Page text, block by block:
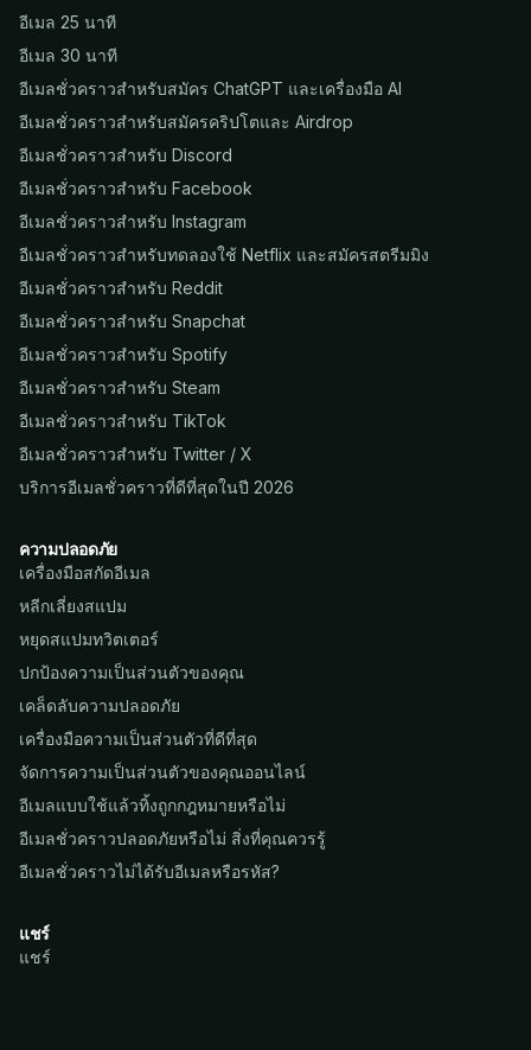
อีเมล 25 นาที
อีเมล 30 นาที
อีเมลชั่วคราวสำหรับสมัคร ChatGPT และเครื่องมือ AI
อีเมลชั่วคราวสำหรับสมัครคริปโตและ Airdrop
อีเมลชั่วคราวสำหรับ Discord
อีเมลชั่วคราวสำหรับ Facebook
อีเมลชั่วคราวสำหรับ Instagram
อีเมลชั่วคราวสำหรับทดลองใช้ Netflix และสมัครสตรีมมิง
อีเมลชั่วคราวสำหรับ Reddit
อีเมลชั่วคราวสำหรับ Snapchat
อีเมลชั่วคราวสำหรับ Spotify
อีเมลชั่วคราวสำหรับ Steam
อีเมลชั่วคราวสำหรับ TikTok
อีเมลชั่วคราวสำหรับ Twitter / X
บริการอีเมลชั่วคราวที่ดีที่สุดในปี 2026
ความปลอดภัย
เครื่องมือสกัดอีเมล
หลีกเลี่ยงสแปม
หยุดสแปมทวิตเตอร์
ปกป้องความเป็นส่วนตัวของคุณ
เคล็ดลับความปลอดภัย
เครื่องมือความเป็นส่วนตัวที่ดีที่สุด
จัดการความเป็นส่วนตัวของคุณออนไลน์
อีเมลแบบใช้แล้วทิ้งถูกกฎหมายหรือไม่
อีเมลชั่วคราวปลอดภัยหรือไม่ สิ่งที่คุณควรรู้
อีเมลชั่วคราวไม่ได้รับอีเมลหรือรหัส?
แชร์
แชร์